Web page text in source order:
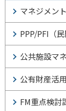
マネジメン
PPP/PFI（民
公共施設マ
公有財産活
FM重点検討